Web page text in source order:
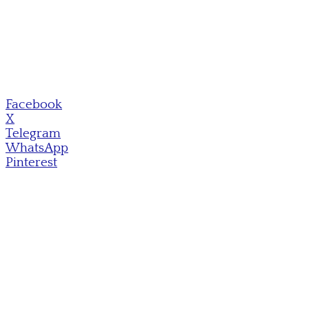
Facebook
X
Telegram
WhatsApp
Pinterest